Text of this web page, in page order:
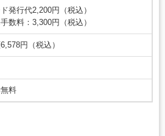
発行代2,200円（税込）
数料：3,300円（税込）
円（税込）
料